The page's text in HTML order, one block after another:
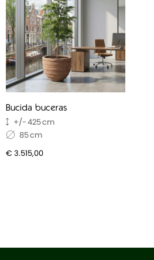
nodig. Uitgebreide informatie over
kantoorplant tref je op de pagina
Bucida buceras
425
85
€ 3.515,00